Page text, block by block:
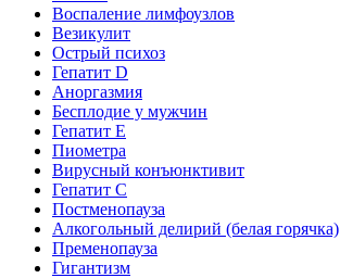
Воспаление лимфоузлов
Везикулит
Острый психоз
Гепатит D
Аноргазмия
Бесплодие у мужчин
Гепатит E
Пиометра
Вирусный конъюнктивит
Гепатит C
Постменопауза
Алкогольный делирий (белая горячка)
Пременопауза
Гигантизм